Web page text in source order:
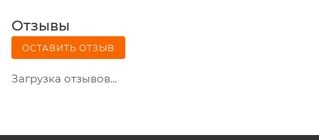
Отзывы
ОСТАВИТЬ ОТЗЫВ
Загрузка отзывов...